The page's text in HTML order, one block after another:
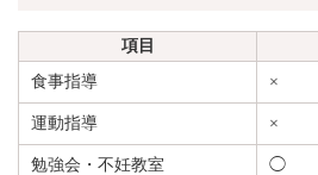
項目
食事指導
×
運動指導 ×
勉強会・不妊教室 ◯